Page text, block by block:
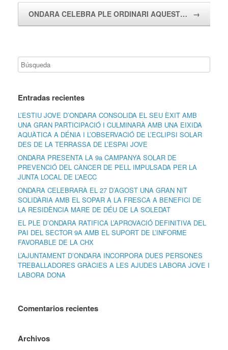
ONDARA CELEBRA PLE ORDINARI AQUEST… →
Entradas recientes
L’ESTIU JOVE D’ONDARA CONSOLIDA EL SEU ÈXIT AMB
UNA GRAN PARTICIPACIÓ I CULMINARÀ AMB UNA EIXIDA
AQUÀTICA A DÉNIA I L’OBSERVACIÓ DE L’ECLIPSI SOLAR
DES DE LA TERRASSA DE L’ESPAI JOVE
ONDARA PRESENTA LA 9a CAMPANYA SOLAR DE
PREVENCIÓ DEL CÀNCER DE PELL IMPULSADA PER LA
JUNTA LOCAL DE L’AECC
ONDARA CELEBRARÀ EL 27 D’AGOST UNA GRAN NIT
SOLIDÀRIA AMB EL SOPAR A LA FRESCA A BENEFICI DE
LA RESIDÈNCIA MARE DE DÉU DE LA SOLEDAT
EL PLE D’ONDARA RATIFICA L’APROVACIÓ DEFINITIVA DEL
PAI DEL SECTOR 9A AMB EL SUPORT DE L’INFORME
FAVORABLE DE LA CHX
L’AJUNTAMENT D’ONDARA INCORPORA DUES PERSONES
TREBALLADORES GRÀCIES A LES AJUDES LABORA JOVE I
LABORA DONA
Comentarios recientes
Archivos